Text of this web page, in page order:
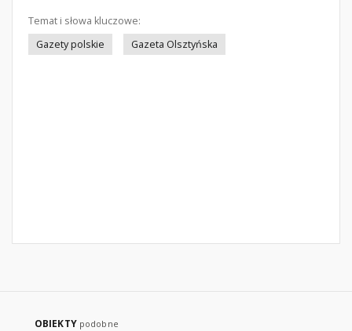
Temat i słowa kluczowe:
Gazety polskie
Gazeta Olsztyńska
OBIEKTY podobne